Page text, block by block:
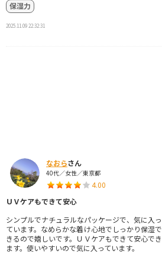
保湿力
2025.11.09 22:32:31
なおらさん
40代／女性／東京都
4.00
ＵＶケアもできて安心
シンプルでナチュラルなパッケージで、気に入っ
ています。なめらかな着け心地でしっかり保湿で
きるので嬉しいです。ＵＶケアもできて安心でき
ます。使いやすいので気に入っています。